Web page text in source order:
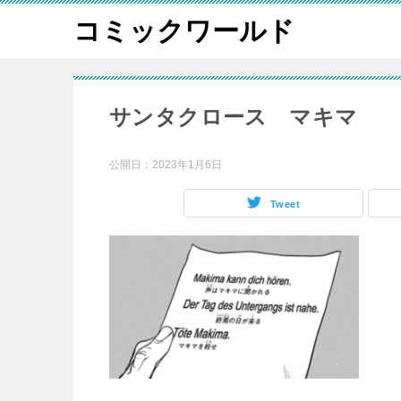
コミックワールド
サンタクロース マキマ
公開日： 2023年1月6日
Tweet